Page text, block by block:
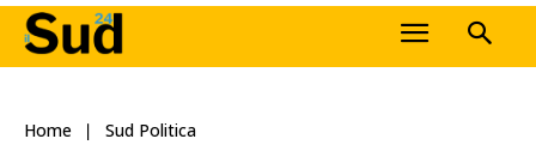
Home Sud Politica